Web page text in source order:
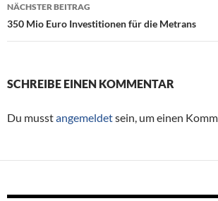
NÄCHSTER BEITRAG
350 Mio Euro Investitionen für die Metrans
SCHREIBE EINEN KOMMENTAR
Du musstangemeldetsein, um einen